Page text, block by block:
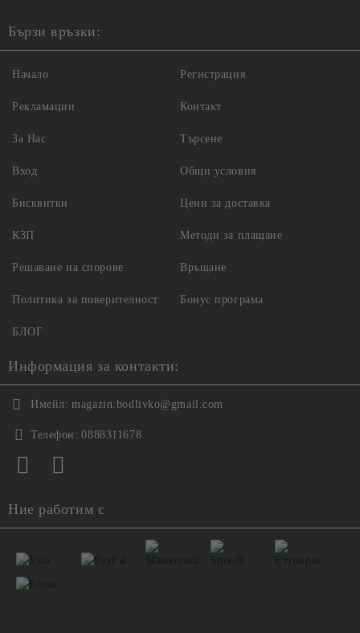
Бързи връзки:
Начало
Рекламации
За Нас
Вход
Регистрация
Контакт
Търсене
Общи условия
Бисквитки
КЗП
Решаване на спорове
Политика за поверителност
Цени за доставка
Методи за плащане
Връщане
Бонус програма
БЛОГ
Информация за контакти:
Имейл: magazin.bodlivko@gmail.com
Телефон: 0888311678
Ние работим с